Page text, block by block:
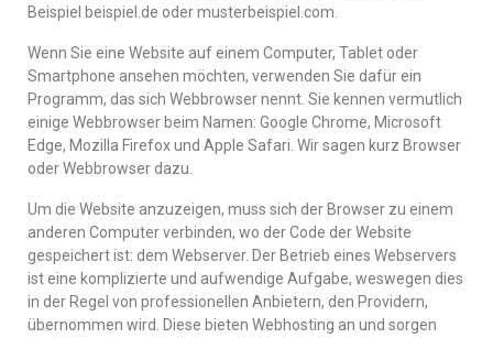
Beispiel beispiel.de oder musterbeispiel.com.
Wenn Sie eine Website auf einem Computer, Tablet oder
Smartphone ansehen möchten, verwenden Sie dafür ein
Programm, das sich Webbrowser nennt. Sie kennen vermutlich
einige Webbrowser beim Namen: Google Chrome, Microsoft
Edge, Mozilla Firefox und Apple Safari. Wir sagen kurz Browser
oder Webbrowser dazu.
Um die Website anzuzeigen, muss sich der Browser zu einem
anderen Computer verbinden, wo der Code der Website
gespeichert ist: dem Webserver. Der Betrieb eines Webservers
ist eine komplizierte und aufwendige Aufgabe, weswegen dies
in der Regel von professionellen Anbietern, den Providern,
übernommen wird. Diese bieten Webhosting an und sorgen